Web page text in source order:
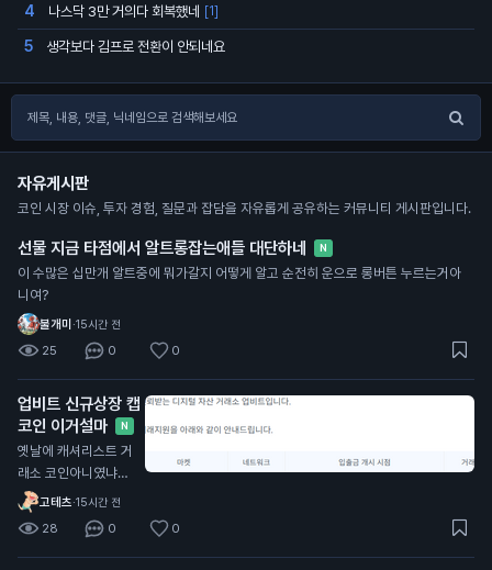
4 나스닥 3만 거의다 회복했네 [1]
5 생각보다 김프로 전환이 안되네요
자유게시판
코인 시장 이슈, 투자 경험, 질문과 잡담을 자유롭게 공유하는 커뮤니티 게시판입니다.
선물 지금 타점에서 알트롱잡는애들 대단하네 N
이 수많은 십만개 알트중에 뭐가갈지 어떻게 알고 순전히 운으로 롱버튼 누르는거아
니여?
불개미 ·15시간 전
25 0 0
업비트 신규상장 캡
코인 이거설마
N
옛날에 캐셔리스트 거
래소 코인아니였냐?
ㅋㅋㅋ고테츠·15시간 전
28 0 0